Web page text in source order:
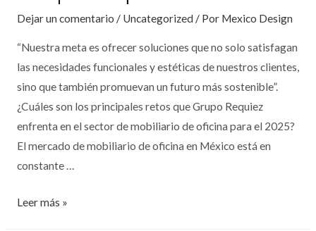
Dejar un comentario / Uncategorized / Por Mexico Design
“Nuestra meta es ofrecer soluciones que no solo satisfagan
las necesidades funcionales y estéticas de nuestros clientes,
sino que también promuevan un futuro más sostenible”.
¿Cuáles son los principales retos que Grupo Requiez
enfrenta en el sector de mobiliario de oficina para el 2025?
El mercado de mobiliario de oficina en México está en
constante …
Leer más »